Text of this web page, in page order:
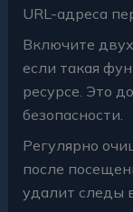
URL-адреса
Включите
если такая
ресурсе. Это
безопасности.
Регулярно
после
удалит следы